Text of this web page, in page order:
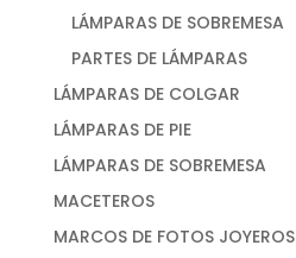
LÁMPARAS DE SOBREMESA
PARTES DE LÁMPARAS
LÁMPARAS DE COLGAR
LÁMPARAS DE PIE
LÁMPARAS DE SOBREMESA
MACETEROS
MARCOS DE FOTOS JOYEROS